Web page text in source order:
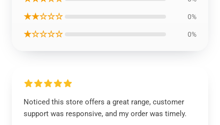
★★☆☆☆ 0%
★☆☆☆☆ 0%
Noticed this store offers a great range, customer
support was responsive, and my order was timely.